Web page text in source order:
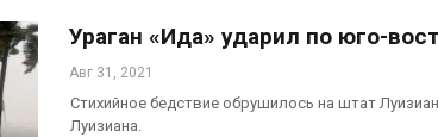
Ураган «Ида» ударил по юго-
Авг 31, 2021
Стихийное бедствие обрушилось на штат
Луизиана.